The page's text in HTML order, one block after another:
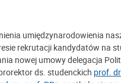
umiędzynarodowienia
rekrutacji kandydatów na
nowej umowy delegacja
ds. studenckich prof.